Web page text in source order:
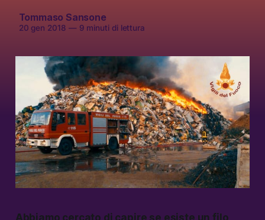
Tommaso Sansone
20 gen 2018 —9 minuti di lettura
Abbiamo cercato di capire se esiste un filo